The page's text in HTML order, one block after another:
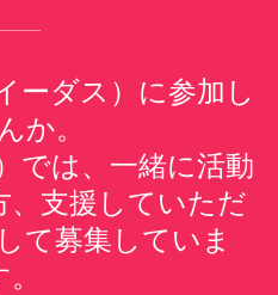
ーダス）に参加し
か。
では、一緒に活動
、支援していただ
て募集していま